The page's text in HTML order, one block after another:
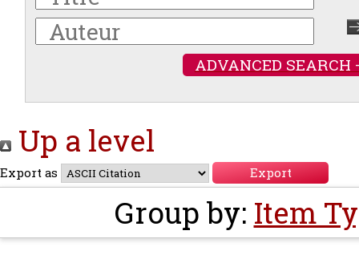
ADVANCED SEARCH
Up a level
Export as
Group by: Item